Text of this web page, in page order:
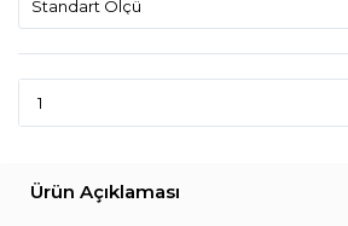
Ürün Açıklaması